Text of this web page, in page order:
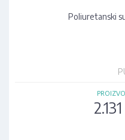
Poliuretanski